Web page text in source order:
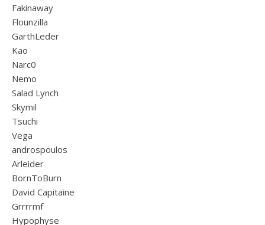
Fakinaway
Flounzilla
GarthLeder
Kao
Narc0
Nemo
Salad Lynch
Skymil
Tsuchi
Vega
androspoulos
Arleider
BornToBurn
David Capitaine
Grrrrmf
Hypophyse